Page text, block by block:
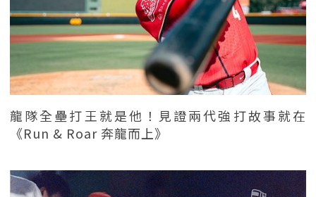
龍隊全壘打王就是他！見證兩代強打故事就在
《Run & Roar 奔龍而上》